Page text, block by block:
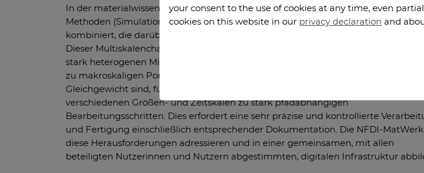
In der materialwissenschaftlichen Forschung werden häufig sehr unterschiedliche
Methoden (Simulationen, mikroskopische Verfahren und mechanische Versuche)
kombiniert, die darüber hinaus auf sehr unterschiedlichen Größenskalen
Dieser Multiskalencharakter wird durch die in nahezu allen Materialien
stark heterogenen Mikrostrukturen - von Kristalldefekten auf der atomaren Skala
zu makroskaligen Poren - verursacht. Da diese Mikrostrukturen in der Regel nicht
Gleichgewicht sind, führt das Zusammenspiel von mikrostrukturellen Merkmalen
verschiedenen Größen- und Zeitskalen zu stark pfadabhängigen
Bearbeitungsschritten. Dies erfordert eine sehr präzise und kontrollierte
und Fertigung einschließlich entsprechender Dokumentation. Die NFDI-MatWerk
diese Herausforderungen adressieren und in einer gemeinsamen, mit allen
beteiligten Nutzerinnen und Nutzern abgestimmten, digitalen Infrastruktur
your consent to the use of cookies at any time, even
cookies on this website in our privacy declaration and